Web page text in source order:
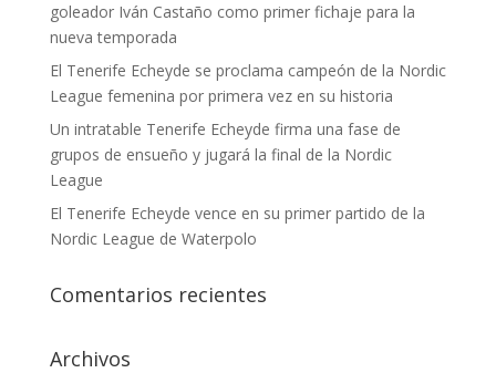
goleador Iván Castaño como primer fichaje para la
nueva temporada
El Tenerife Echeyde se proclama campeón de la Nordic
League femenina por primera vez en su historia
Un intratable Tenerife Echeyde firma una fase de
grupos de ensueño y jugará la final de la Nordic
League
El Tenerife Echeyde vence en su primer partido de la
Nordic League de Waterpolo
Comentarios recientes
Archivos